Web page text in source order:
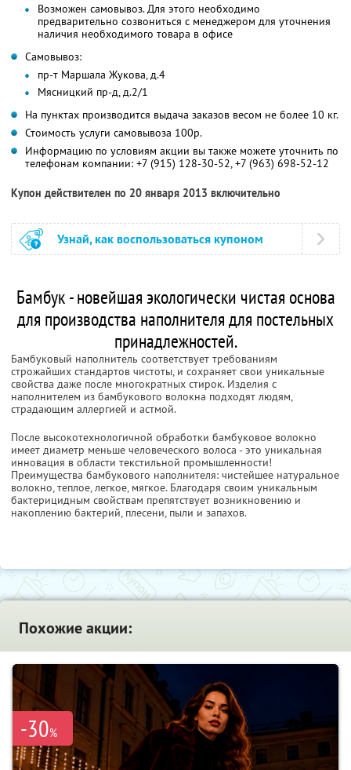
Возможен самовывоз. Для этого необходимо
предварительно созвониться с менеджером для уточнения
наличия необходимого товара в офисе
Самовывоз:
пр-т Маршала Жукова, д.4
Мясницкий пр-д, д.2/1
На пунктах производится выдача заказов весом не более 10 кг.
Стоимость услуги самовывоза 100р.
Информацию по условиям акции вы также можете уточнить по
телефонам компании: +7 (915) 128-30-52, +7 (963) 698-52-12
Купон действителен по 20 января 2013 включительно
Узнай, как воспользоваться купоном
Бамбук - новейшая экологически чистая основа
для производства наполнителя для постельных
принадлежностей.
Бамбуковый наполнитель соответствует требованиям
строжайших стандартов чистоты, и сохраняет свои уникальные
свойства даже после многократных стирок. Изделия с
наполнителем из бамбукового волокна подходят людям,
страдающим аллергией и астмой.
После высокотехнологичной обработки бамбуковое волокно
имеет диаметр меньше человеческого волоса - это уникальная
инновация в области текстильной промышленности!
Преимущества бамбукового наполнителя: чистейшее натуральное
волокно, теплое, легкое, мягкое. Благодаря своим уникальным
бактерицидным свойствам препятствует возникновению и
накоплению бактерий, плесени, пыли и запахов.
Похожие акции:
-30%